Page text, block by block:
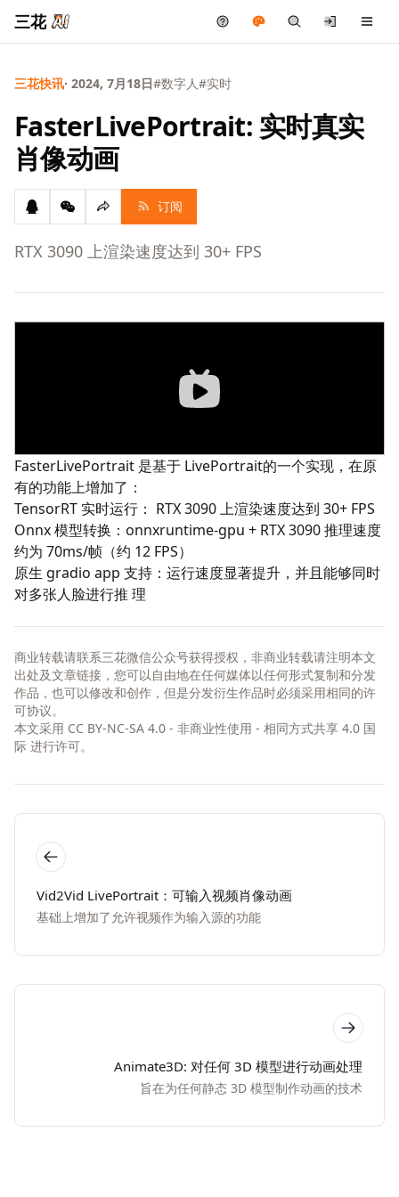
三花
三花快讯· 2024, 7月18日#数字人#实时
FasterLivePortrait: 实时真实
肖像动画
订阅
RTX 3090 上渲染速度达到 30+ FPS
FasterLivePortrait 是基于 LivePortrait的一个实现，在原
有的功能上增加了：
TensorRT 实时运行： RTX 3090 上渲染速度达到 30+ FPS
Onnx 模型转换：onnxruntime-gpu + RTX 3090 推理速度
约为 70ms/帧（约 12 FPS）
原生 gradio app 支持：运行速度显著提升，并且能够同时
对多张人脸进行推 理
商业转载请联系三花微信公众号获得授权，非商业转载请注明本文
出处及文章链接，您可以自由地在任何媒体以任何形式复制和分发
作品，也可以修改和创作，但是分发衍生作品时必须采用相同的许
可协议。
本文采用 CC BY-NC-SA 4.0 - 非商业性使用 - 相同方式共享 4.0 国
际 进行许可。
Vid2Vid LivePortrait：可输入视频肖像动画
基础上增加了允许视频作为输入源的功能
Animate3D: 对任何 3D 模型进行动画处理
旨在为任何静态 3D 模型制作动画的技术